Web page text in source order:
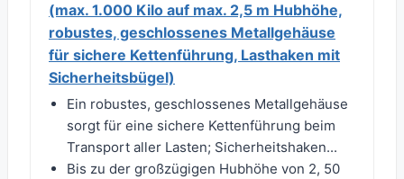
(max. 1.000 Kilo auf max. 2,5 m Hubhöhe,
robustes, geschlossenes Metallgehäuse
für sichere Kettenführung, Lasthaken mit
Sicherheitsbügel)
Ein robustes, geschlossenes Metallgehäuse
sorgt für eine sichere Kettenführung beim
Transport aller Lasten; Sicherheitshaken...
Bis zu der großzügigen Hubhöhe von 2, 50